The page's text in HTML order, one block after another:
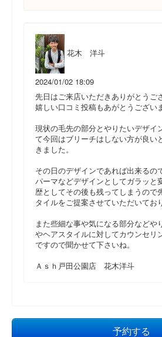
花木 洋斗
2024/01/02 18:09
先日はご来店いただきありがとうご
嬉しい口コミ投稿もあがとうござい
現状の毛先の部分とやりたいデザイ
て今回はブリーチはしない方が良い
きました。
その日のデザインであれば出来るの
パーマなどデザインとしてガラッと
歴としてその後も残ってしまうので
タイルをご提案させていただいてお
また些細な事や気になる部分などや
やヘアスタイルに対してカウンセリ
ですので聞かせて下さいね。
Ａｓｈ戸田公園店 花木洋斗
予約する